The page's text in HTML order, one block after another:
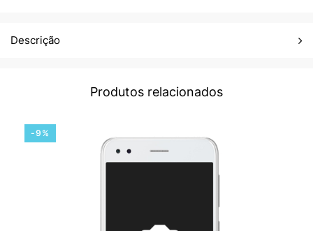
Descrição
Produtos relacionados
-9%